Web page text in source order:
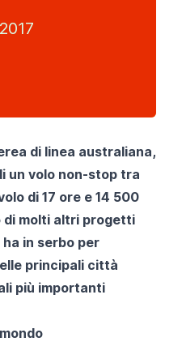
di linea australiana,
un volo non-stop tra
di 17 ore e 14 500
di molti altri progetti
in serbo per
principali città
più importanti